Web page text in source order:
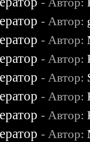
- Автор:
- Автор:
- Автор:
- Автор:
- Автор:
- Автор:
- Автор: